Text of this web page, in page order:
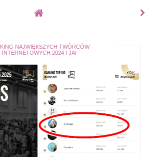
NAJWIĘKSZYCH TWÓRCÓW
INTERNETOWYCH 2024 I JA!